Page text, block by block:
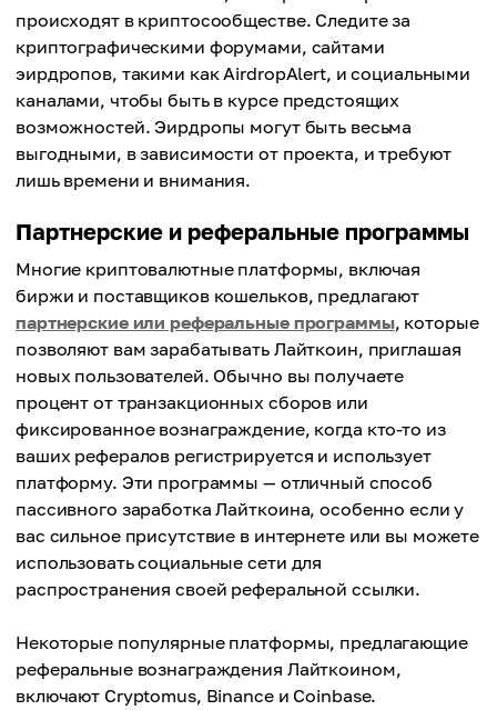
происходят в криптосообществе. Следите за
криптографическими форумами, сайтами
эирдропов, такими как AirdropAlert, и социальными
каналами, чтобы быть в курсе предстоящих
возможностей. Эирдропы могут быть весьма
выгодными, в зависимости от проекта, и требуют
лишь времени и внимания.
Партнерские и реферальные программы
Многие криптовалютные платформы, включая
биржи и поставщиков кошельков, предлагают
партнерские или реферальные программы, которые
позволяют вам зарабатывать Лайткоин, приглашая
новых пользователей. Обычно вы получаете
процент от транзакционных сборов или
фиксированное вознаграждение, когда кто-то из
ваших рефералов регистрируется и использует
платформу. Эти программы — отличный способ
пассивного заработка Лайткоина, особенно если у
вас сильное присутствие в интернете или вы можете
использовать социальные сети для
распространения своей реферальной ссылки.
Некоторые популярные платформы, предлагающие
реферальные вознаграждения Лайткоином,
включают Cryptomus, Binance и Coinbase.